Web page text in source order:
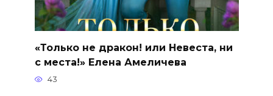
«Только не дракон! или Невеста, ни
с места!» Елена Амеличева
43